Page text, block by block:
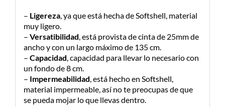
– Ligereza, ya que está hecha de Softshell, material
muy ligero.
– Versatibilidad , está provista de cinta de 25mm de
ancho y con un largo máximo de 135 cm.
– Capacidad , capacidad para llevar lo necesario con
un fondo de 8 cm.
– Impermeabilidad , está hecho en Softshell,
material impermeable, así no te preocupas de que
se pueda mojar lo que llevas dentro.